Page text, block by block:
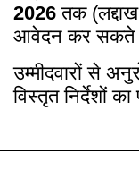
2026 तक(
आवेदन कर सकते
उम्मीदवारों से
विस्तृत निर्देशों